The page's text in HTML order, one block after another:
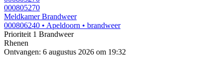
000805270
Meldkamer Brandweer
000806240 • Apeldoorn • brandweer
Prioriteit 1 Brandweer
Rhenen
Ontvangen: 6 augustus 2026 om 19:32